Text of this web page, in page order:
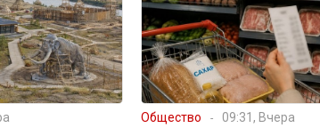
Общество 09:31, Вчера